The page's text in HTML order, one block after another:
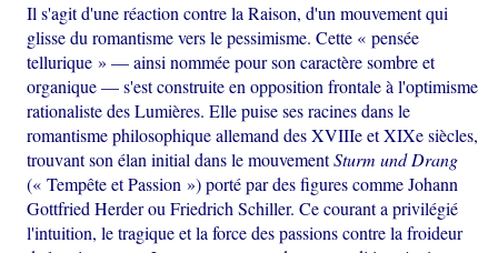
Il s'agit d'une réaction contre la Raison, d'un mouvement qui
glisse du romantisme vers le pessimisme. Cette « pensée
tellurique » — ainsi nommée pour son caractère sombre et
organique — s'est construite en opposition frontale à l'optimisme
rationaliste des Lumières. Elle puise ses racines dans le
romantisme philosophique allemand des XVIIIe et XIXe siècles,
trouvant son élan initial dans le mouvementSturm und Drang
(« Tempête et Passion ») porté par des figures comme Johann
Gottfried Herder ou Friedrich Schiller. Ce courant a privilégié
l'intuition, le tragique et la force des passions contre la froideur